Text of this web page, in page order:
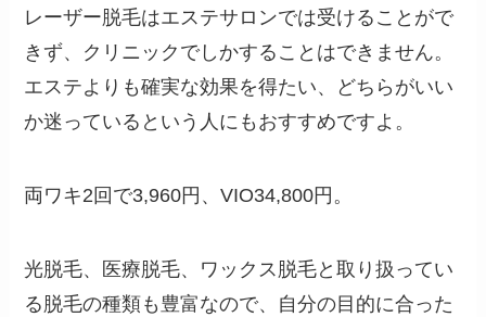
レーザー脱毛はエステサロンでは受けることがで
きず、クリニックでしかすることはできません。
エステよりも確実な効果を得たい、どちらがいい
か迷っているという人にもおすすめですよ。
両ワキ2回で3,960円、VIO34,800円。
光脱毛、医療脱毛、ワックス脱毛と取り扱ってい
る脱毛の種類も豊富なので、自分の目的に合った